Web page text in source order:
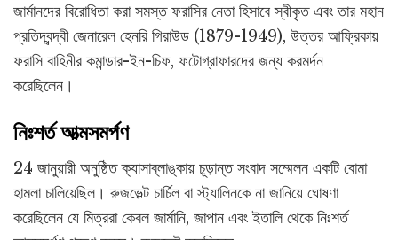
জার্মানদের বিরোধিতা করা সমস্ত ফরাসির নেতা হিসাবে স্বীকৃত এবং তার মহান
প্রতিদ্বন্দ্বী জেনারেল হেনরি গিরাউড (1879-1949), উত্তর আফ্রিকায়
ফরাসি বাহিনীর কমান্ডার-ইন-চিফ, ফটোগ্রাফারদের জন্য করমর্দন
করেছিলেন।
নিঃশর্ত আত্মসমর্পণ
24 জানুয়ারী অনুষ্ঠিত ক্যাসাব্লাঙ্কায় চূড়ান্ত সংবাদ সম্মেলন একটি বোমা
হামলা চালিয়েছিল। রুজভেল্ট চার্চিল বা স্ট্যালিনকে না জানিয়ে ঘোষণা
করেছিলেন যে মিত্ররা কেবল জার্মানি, জাপান এবং ইতালি থেকে নিঃশর্ত